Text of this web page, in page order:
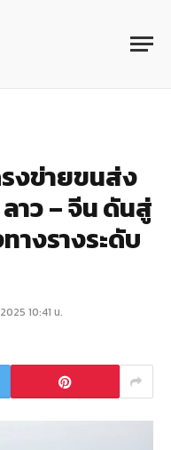
งข่ายขนส่ง
าว – จีน ดันสู่
งรางระดับ
10:41 น.